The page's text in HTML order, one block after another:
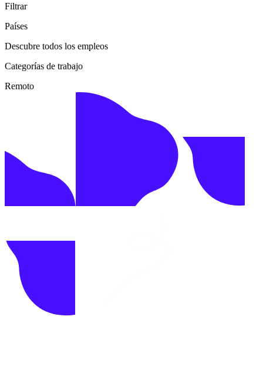
Filtrar
Países
Descubre todos los empleos
Categorías de trabajo
Remoto